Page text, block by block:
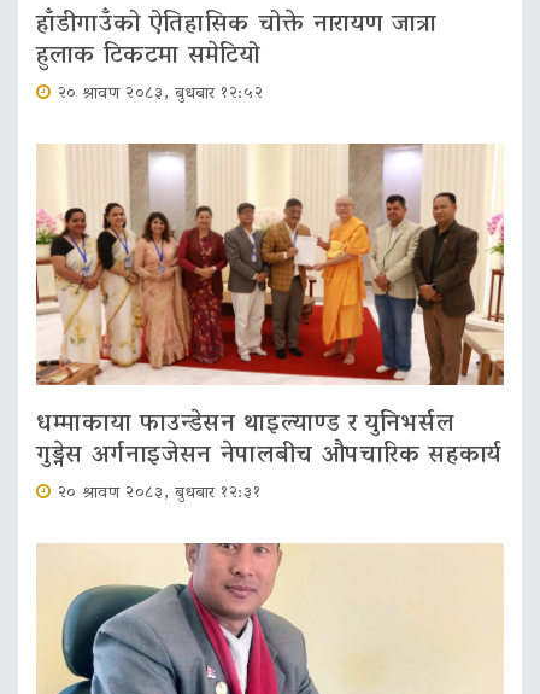
हाँडीगाउँको ऐतिहासिक चोक्ते नारायण जात्रा
हुलाक टिकटमा समेटियो
२० श्रावण २०८३, बुधबार १२:५२
धम्माकाया फाउन्डेसन थाइल्याण्ड र युनिभर्सल
गुड्नेस अर्गनाइजेसन नेपालबीच औपचारिक सहकार्य
२० श्रावण २०८३, बुधबार १२:३१